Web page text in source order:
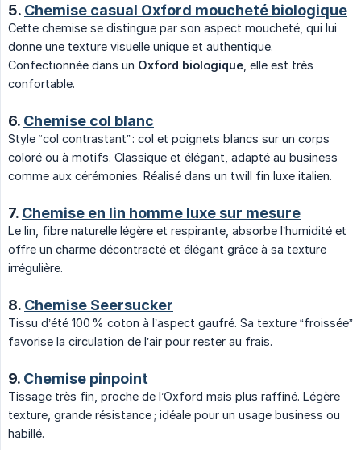
5. Chemise casual Oxford moucheté biologique
Cette chemise se distingue par son aspect moucheté, qui lui
donne une texture visuelle unique et authentique.
Confectionnée dans un Oxford biologique , elle est très
confortable.
6. Chemise col blanc
Style “col contrastant” : col et poignets blancs sur un corps
coloré ou à motifs. Classique et élégant, adapté au business
comme aux cérémonies. Réalisé dans un twill fin luxe italien.
7. Chemise en lin homme luxe sur mesure
Le lin, fibre naturelle légère et respirante, absorbe l’humidité et
offre un charme décontracté et élégant grâce à sa texture
irrégulière.
8. Chemise Seersucker
Tissu d’été 100 % coton à l’aspect gaufré. Sa texture “froissée”
favorise la circulation de l’air pour rester au frais.
9. Chemise pinpoint
Tissage très fin, proche de l’Oxford mais plus raffiné. Légère
texture, grande résistance ; idéale pour un usage business ou
habillé.